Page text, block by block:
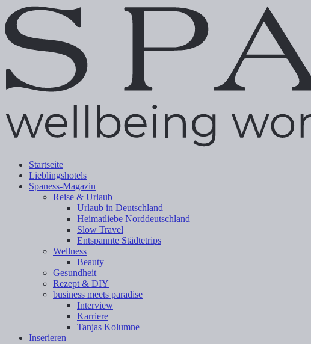
Startseite
Lieblingshotels
Spaness-Magazin
Reise & Urlaub
Urlaub in Deutschland
Heimatliebe Norddeutschland
Slow Travel
Entspannte Städtetrips
Wellness
Beauty
Gesundheit
Rezept & DIY
business meets paradise
Interview
Karriere
Tanjas Kolumne
Inserieren